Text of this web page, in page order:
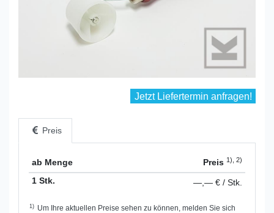
Jetzt Liefertermin anfragen!
Preis
ab Menge Preis1), 2)
1 Stk. —,— € / Stk.
1) Um Ihre aktuellen Preise sehen zu können, melden Sie sich